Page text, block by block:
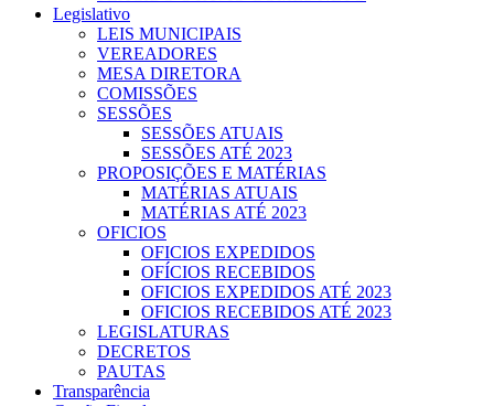
Legislativo
LEIS MUNICIPAIS
VEREADORES
MESA DIRETORA
COMISSÕES
SESSÕES
SESSÕES ATUAIS
SESSÕES ATÉ 2023
PROPOSIÇÕES E MATÉRIAS
MATÉRIAS ATUAIS
MATÉRIAS ATÉ 2023
OFICIOS
OFICIOS EXPEDIDOS
OFÍCIOS RECEBIDOS
OFICIOS EXPEDIDOS ATÉ 2023
OFICIOS RECEBIDOS ATÉ 2023
LEGISLATURAS
DECRETOS
PAUTAS
Transparência